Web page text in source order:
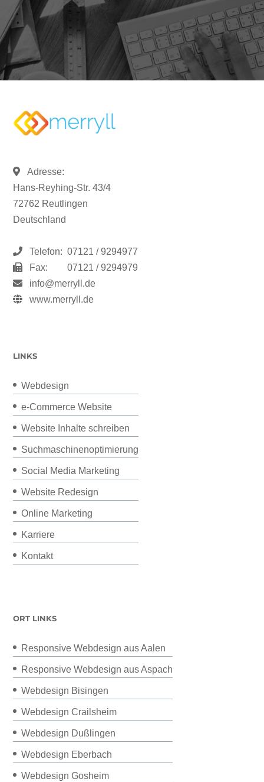
Adresse:
Hans-Reyhing-Str. 43/4
72762 Reutlingen
Deutschland
Telefon: 07121 / 9294977
Fax:
07121 / 9294979
info@merryll.de
www.merryll.de
LINKS
Webdesign
e-Commerce Website
Website Inhalte schreiben
Suchmaschinenoptimierung
Social Media Marketing
Website Redesign
Online Marketing
Karriere
Kontakt
ORT LINKS
Responsive Webdesign aus Aalen
Responsive Webdesign aus Aspach
Webdesign Bisingen
Webdesign Crailsheim
Webdesign Dußlingen
Webdesign Eberbach
Webdesign Gosheim